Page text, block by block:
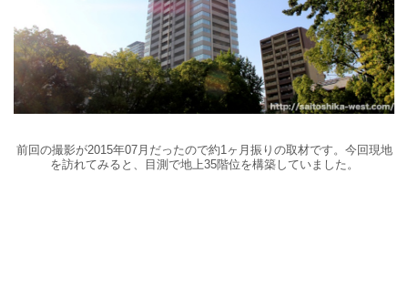
前回の撮影が2015年07月だったので約1ヶ月振りの取材です。今回現地
を訪れてみると、目測で地上35階位を構築していました。